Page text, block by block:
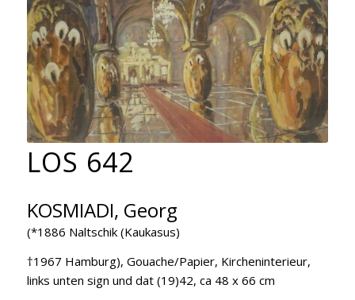
LOS 642
KOSMIADI, Georg
(*1886 Naltschik (Kaukasus)
†1967 Hamburg), Gouache/Papier, Kircheninterieur,
links unten sign und dat (19)42, ca 48 x 66 cm